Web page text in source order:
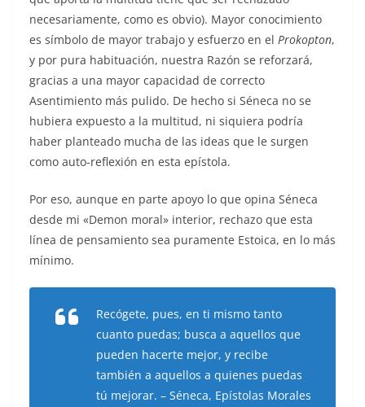
necesariamente, como es obvio). Mayor conocimiento
es símbolo de mayor trabajo y esfuerzo en el Prokopton,
y por pura habituación, nuestra Razón se reforzará,
gracias a una mayor capacidad de correcto
Asentimiento más pulido. De hecho si Séneca no se
hubiera expuesto a la multitud, ni siquiera podría
haber planteado mucha de las ideas que le surgen
como auto-reflexión en esta epístola.
Por eso, aunque en parte apoyo lo que opina Séneca
desde mi «Demon moral» interior, rechazo que esta
línea de pensamiento sea puramente Estoica, en lo más
mínimo.
Recógete, pues, en ti mismo tanto
cuanto puedas; busca a aquellos que
pueden hacerte mejor, y recibe
también a aquellos a quienes puedas
tú mejorar. – Séneca, Epístolas Morales